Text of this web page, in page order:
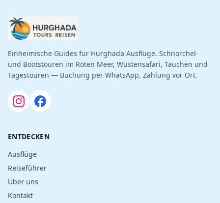
Einheimische Guides für Hurghada Ausflüge. Schnorchel-
und Bootstouren im Roten Meer, Wüstensafari, Tauchen und
Tagestouren — Buchung per WhatsApp, Zahlung vor Ort.
ENTDECKEN
Ausflüge
Reiseführer
Über uns
Kontakt